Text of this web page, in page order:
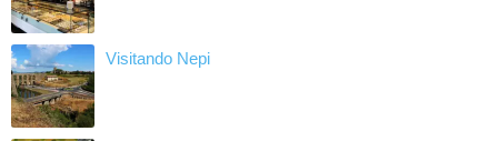
Visitando Nepi